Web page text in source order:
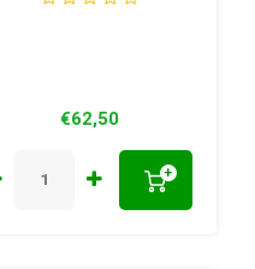
€62,50
+